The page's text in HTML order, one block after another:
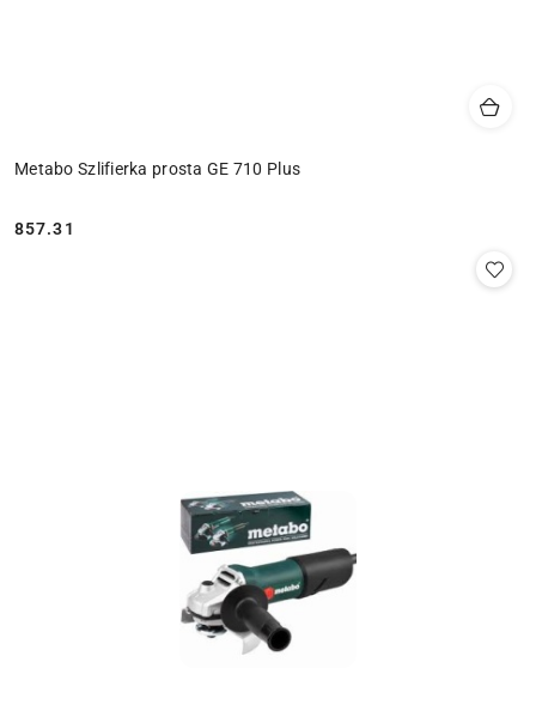
Metabo Szlifierka prosta GE 710 Plus
Cena:
857.31